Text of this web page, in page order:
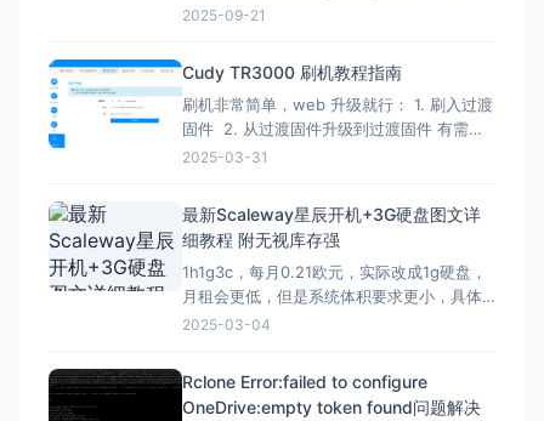
Verify administrator privileges net
2025-09-21
Cudy TR3000 刷机教程指南
刷机非常简单，web 升级就行： 1. 刷入过渡
固件 2. 从过渡固件升级到过渡固件 有需要
刷回原厂固件的记得先备份 FIP 分区！ FIP
（不保留配置）：openwrt-mediatek-
filogic-cudy_tr3000-v1-squas
2025-03-31
最新Scaleway星辰开机+3G硬盘图文详
细教程 附无视库存强
1h1g3c，每月0.21欧元，实际改成1g硬盘，
月租会更低，但是系统体积要求更小，具体
自己测试，方法一样。 星辰Scaleway官网：
先注册一个星辰账号 这里的地址可以
2025-03-04
Rclone Error:failed to configure
OneDrive:empty token found问题解决